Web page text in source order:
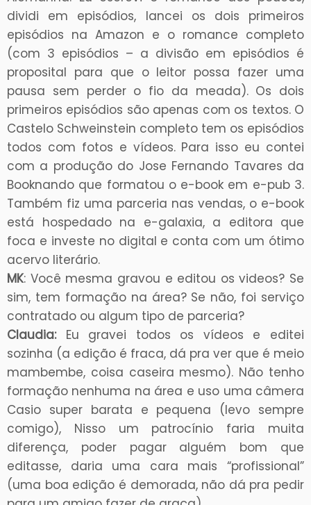
dividi em episódios, lancei os dois primeiros
episódios na Amazon e o romance completo
(com 3 episódios – a divisão em episódios é
proposital para que o leitor possa fazer uma
pausa sem perder o fio da meada). Os dois
primeiros episódios são apenas com os textos. O
Castelo Schweinstein completo tem os episódios
todos com fotos e vídeos. Para isso eu contei
com a produção do Jose Fernando Tavares da
Booknando que formatou o e-book em e-pub 3.
Também fiz uma parceria nas vendas, o e-book
está hospedado na e-galaxia, a editora que
foca e investe no digital e conta com um ótimo
acervo literário.
MK: Você mesma gravou e editou os videos? Se
sim, tem formação na área? Se não, foi serviço
contratado ou algum tipo de parceria?
Claudia:Eu gravei todos os vídeos e editei
sozinha (a edição é fraca, dá pra ver que é meio
mambembe, coisa caseira mesmo). Não tenho
formação nenhuma na área e uso uma câmera
Casio super barata e pequena (levo sempre
comigo), Nisso um patrocínio faria muita
diferença, poder pagar alguém bom que
editasse, daria uma cara mais “profissional”
(uma boa edição é demorada, não dá pra pedir